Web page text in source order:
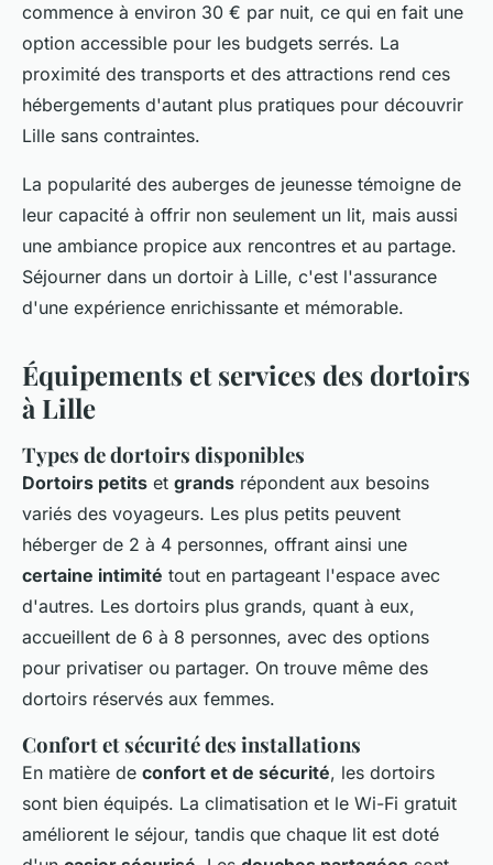
commence à environ 30 € par nuit, ce qui en fait une
option accessible pour les budgets serrés. La
proximité des transports et des attractions rend ces
hébergements d'autant plus pratiques pour découvrir
Lille sans contraintes.
La popularité des auberges de jeunesse témoigne de
leur capacité à offrir non seulement un lit, mais aussi
une ambiance propice aux rencontres et au partage.
Séjourner dans un dortoir à Lille, c'est l'assurance
d'une expérience enrichissante et mémorable.
Équipements et services des dortoirs
à Lille
Types de dortoirs disponibles
Dortoirs petits et grands répondent aux besoins
variés des voyageurs. Les plus petits peuvent
héberger de 2 à 4 personnes, offrant ainsi une
certaine intimité tout en partageant l'espace avec
d'autres. Les dortoirs plus grands, quant à eux,
accueillent de 6 à 8 personnes, avec des options
pour privatiser ou partager. On trouve même des
dortoirs réservés aux femmes.
Confort et sécurité des installations
En matière de confort et de sécurité, les dortoirs
sont bien équipés. La climatisation et le Wi-Fi gratuit
améliorent le séjour, tandis que chaque lit est doté